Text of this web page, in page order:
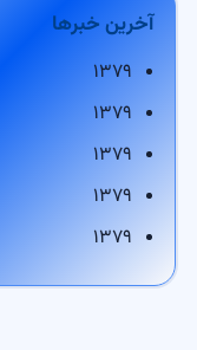
آخرین خبرها
۱۳۷۹
۱۳۷۹
۱۳۷۹
۱۳۷۹
۱۳۷۹